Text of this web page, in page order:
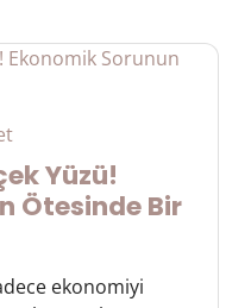
Yüzü!
Ötesinde Bir
ekonomiyi